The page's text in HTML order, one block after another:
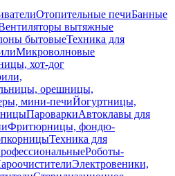
Отопительные печиБанные
вытяжные
бытовыеТехника для
Микроволновые
хот-дог
орешницы,
мини-печиЙогуртницы,
ПароваркиАвтоклавы для
Фритюрницы, фондю-
Техника для
Роботы-
Электровеники,